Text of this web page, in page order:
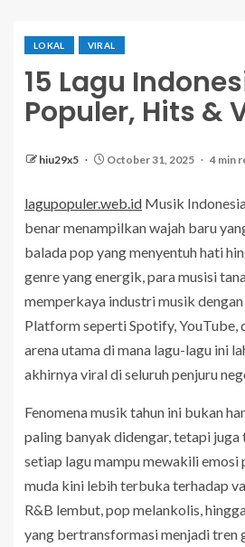
LOKAL VIRAL
15 Lagu
Populer, Hits &
hiu29x5 October 31, 2025 4 min
lagupopuler.web.id Musik
benar menampilkan wajah baru
balada pop yang menyentuh hati
genre yang energik, para musisi
memperkaya industri musik
Platform seperti Spotify, YouTube,
arena utama di mana lagu-lagu ini
akhirnya viral di seluruh penjuru
Fenomena musik tahun ini bukan
paling banyak didengar, tetapi juga
setiap lagu mampu mewakili emosi
muda kini lebih terbuka terhadap
R&B lembut, pop melankolis,
yang bertransformasi menjadi tren